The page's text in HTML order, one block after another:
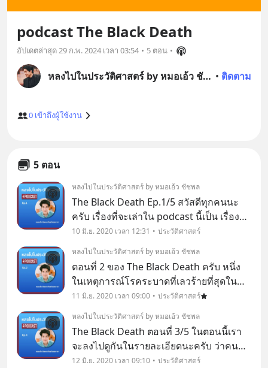
podcast The Black Death
อัปเดตล่าสุด29 ก.พ. 2024 เวลา 03:54 • 5 ตอน •
หลงไปในประวัติศาสตร์ by หมอเอ้ว ชัชพล • ติดตาม
0 เข้าถึงผู้ใช้งาน
5 ตอน
หลงไปในประวัติศาสตร์ by หมอเอ้ว ชัชพล
The Black Death Ep.1/5 สวัสดีทุกคนนะ
ครับ เรื่องที่จะเล่าใน podcast นี้เป็น เรื่อง
ของ โรคระบาดที่รุนแรงที่สุดครั้งนึงใน
ประวัติศาสตร์ของมนุษยชาติครับ ep1 นี้ก็
เป็น episode ทดลองนะครับ โดยผมจะนำ
เรื่อ
10 มิ.ย. 2020 เวลา 12:31
ประวัติศาสตร์
หลงไปในประวัติศาสตร์ by หมอเอ้ว ชัชพล
ตอนที่ 2 ของ The Black Death ครับ หนึ่ง
ในเหตุการณ์โรคระบาดที่เลวร้ายที่สุดใน
ประวัติศาสตร์ของมนุษยชาติ เชิญเพื่อนๆ
ชาว Blockdit รับฟังได้เลยครับ
11 มิ.ย. 2020 เวลา 09:00
ประวัติศาสตร์
หลงไปในประวัติศาสตร์ by หมอเอ้ว ชัชพล
The Black Death ตอนที่ 3/5 ในตอนนี้เรา
จะลงไปดูกันในรายละเอียดนะครับ ว่าคนที่
เขาอยู่ในเหตุการณ์ เขาบรรยายหรือพูดถึง
12 มิ.ย. 2020 เวลา 09:10 ประวัติศาสตร์